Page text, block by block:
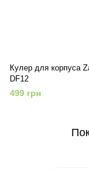
Кулер для корпуса
DF12
499 грн